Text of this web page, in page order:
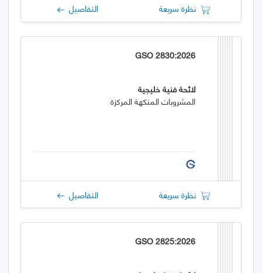
نظرة سريعة التفاصيل
GSO 2830:2026
لائحة فنية خليجية
المشروبات المنكهة المركزة
نظرة سريعة التفاصيل
GSO 2825:2026